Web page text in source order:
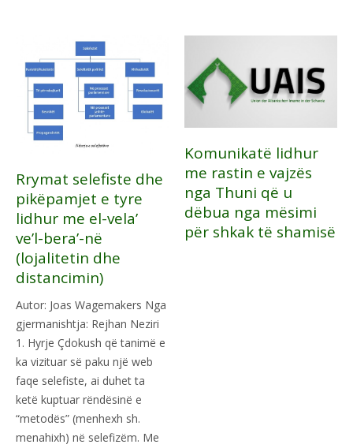
Rrymat selefiste dhe
pikëpamjet e tyre
lidhur me el-vela’
ve’l-bera’-në
(lojalitetin dhe
distancimin)
Autor: Joas Wagemakers Nga
gjermanishtja: Rejhan Neziri
1. Hyrje Çdokush që tanimë e
ka vizituar së paku një web
faqe selefiste, ai duhet ta
ketë kuptuar rëndësinë e
“metodës” (menhexh sh.
menahixh) në selefizëm. Me
Komunikatë lidhur
me rastin e vajzës
nga Thuni që u
dëbua nga mësimi
për shkak të shamisë